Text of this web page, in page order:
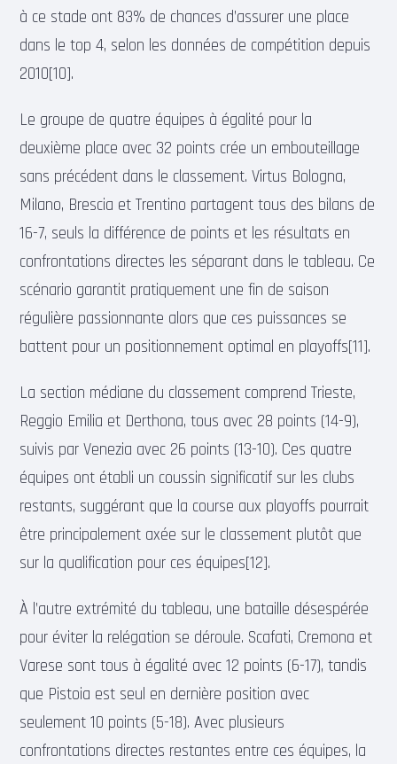
à ce stade ont 83% de chances d’assurer une place
dans le top 4, selon les données de compétition depuis
2010[10].
Le groupe de quatre équipes à égalité pour la
deuxième place avec 32 points crée un embouteillage
sans précédent dans le classement. Virtus Bologna,
Milano, Brescia et Trentino partagent tous des bilans de
16-7, seuls la différence de points et les résultats en
confrontations directes les séparant dans le tableau. Ce
scénario garantit pratiquement une fin de saison
régulière passionnante alors que ces puissances se
battent pour un positionnement optimal en playoffs[11].
La section médiane du classement comprend Trieste,
Reggio Emilia et Derthona, tous avec 28 points (14-9),
suivis par Venezia avec 26 points (13-10). Ces quatre
équipes ont établi un coussin significatif sur les clubs
restants, suggérant que la course aux playoffs pourrait
être principalement axée sur le classement plutôt que
sur la qualification pour ces équipes[12].
À l’autre extrémité du tableau, une bataille désespérée
pour éviter la relégation se déroule. Scafati, Cremona et
Varese sont tous à égalité avec 12 points (6-17), tandis
que Pistoia est seul en dernière position avec
seulement 10 points (5-18). Avec plusieurs
confrontations directes restantes entre ces équipes, la